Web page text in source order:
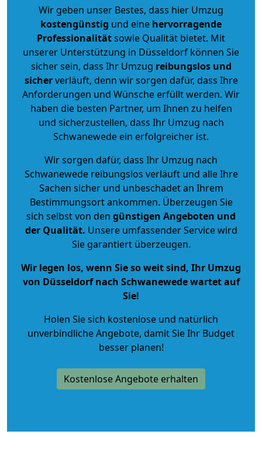
Wir geben unser Bestes, dass hier Umzug
kostengünstig und eine hervorragende
Professionalitätsowie Qualität bietet. Mit
unserer Unterstützung in Düsseldorf können Sie
sicher sein, dass Ihr Umzug reibungslos und
sicherverläuft, denn wir sorgen dafür, dass Ihre
Anforderungen und Wünsche erfüllt werden. Wir
haben die besten Partner, um Ihnen zu helfen
und sicherzustellen, dass Ihr Umzug nach
Schwanewede ein erfolgreicher ist.
Wir sorgen dafür, dass Ihr Umzug nach
Schwanewede reibungslos verläuft und alle Ihre
Sachen sicher und unbeschadet an Ihrem
Bestimmungsort ankommen. Überzeugen Sie
sich selbst von den günstigen Angeboten und
der Qualität. Unsere umfassender Service wird
Sie garantiert überzeugen.
Wir legen los, wenn Sie so weit sind, Ihr Umzug
von Düsseldorf nach Schwanewede wartet auf
Sie!
Holen Sie sich kostenlose und natürlich
unverbindliche Angebote, damit Sie Ihr Budget
besser planen!
Kostenlose Angebote erhalten